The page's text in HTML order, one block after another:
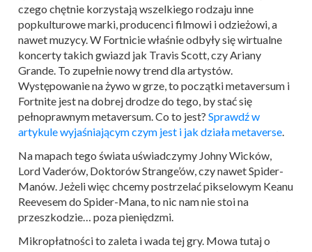
czego chętnie korzystają wszelkiego rodzaju inne
popkulturowe marki, producenci filmowi i odzieżowi, a
nawet muzycy. W Fortnicie właśnie odbyły się wirtualne
koncerty takich gwiazd jak Travis Scott, czy Ariany
Grande. To zupełnie nowy trend dla artystów.
Występowanie na żywo w grze, to początki metaversum i
Fortnite jest na dobrej drodze do tego, by stać się
pełnoprawnym metaversum. Co to jest? Sprawdź w
artykule wyjaśniającym czym jest i jak działa metaverse.
Na mapach tego świata uświadczymy Johny Wicków,
Lord Vaderów, Doktorów Strange’ów, czy nawet Spider-
Manów. Jeżeli więc chcemy postrzelać pikselowym Keanu
Reevesem do Spider-Mana, to nic nam nie stoi na
przeszkodzie… poza pieniędzmi.
Mikropłatności to zaleta i wada tej gry. Mowa tutaj o